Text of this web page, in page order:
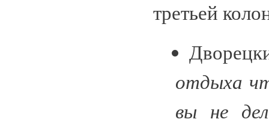
третьей
отдыха
вы не